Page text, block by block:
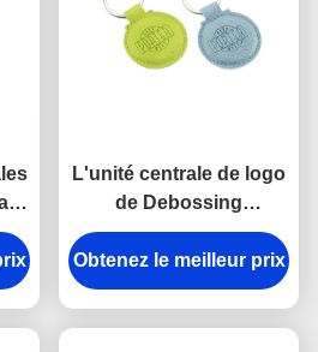
L'unité centrale de logo
de Debossing
garnissent en cuir le
support de chaînes
principales autour de
Obtenez le meilleur prix